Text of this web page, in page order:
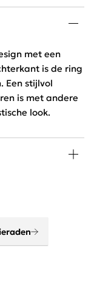
met een
is de ring
Een stijlvol
is met andere
look.
onze sjaals,